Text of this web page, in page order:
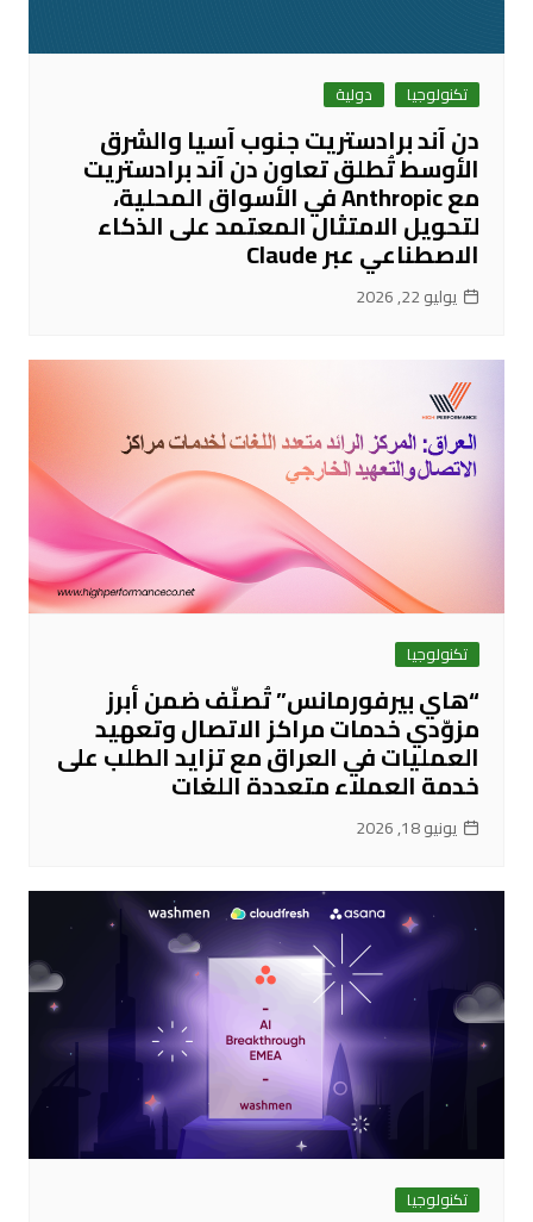
تكنولوجيا دولية
دن آند برادستريت جنوب آسيا والشرق
الأوسط تُطلق تعاون دن آند برادستريت
مع Anthropic في الأسواق المحلية،
لتحويل الامتثال المعتمد على الذكاء
الاصطناعي عبر Claude
يوليو 22, 2026
تكنولوجيا
“هاي بيرفورمانس” تُصنّف ضمن أبرز
مزوّدي خدمات مراكز الاتصال وتعهيد
العمليات في العراق مع تزايد الطلب على
خدمة العملاء متعددة اللغات
يونيو 18, 2026
تكنولوجيا